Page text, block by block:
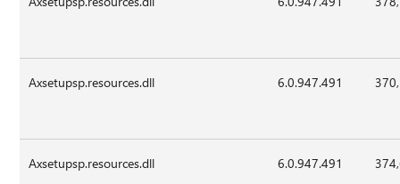
Axsetupsp.resources.dll 6.0.947.491
Axsetupsp.resources.dll 6.0.947.491